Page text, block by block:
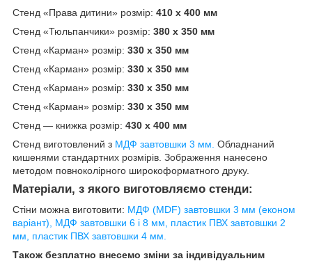
Стенд «Права дитини» розмір: 410 х 400 мм
Стенд «Тюльпанчики» розмір: 380 х 350 мм
Стенд «Карман» розмір: 330 х 350 мм
Стенд «Карман» розмір: 330 х 350 мм
Стенд «Карман» розмір: 330 х 350 мм
Стенд «Карман» розмір: 330 х 350 мм
Стенд — книжка розмір: 430 х 400 мм
Стенд виготовлений з МДФ завтовшки 3 мм. Обладнаний
кишенями стандартних розмірів. Зображення нанесено
методом повноколірного широкоформатного друку.
Матеріали, з якого виготовляємо стенди:
Стіни можна виготовити: МДФ (MDF) завтовшки 3 мм (економ
варіант), МДФ завтовшки 6 і 8 мм, пластик ПВХ завтовшки 2
мм, пластик ПВХ завтовшки 4 мм.
Також безплатно внесемо зміни за індивідуальним